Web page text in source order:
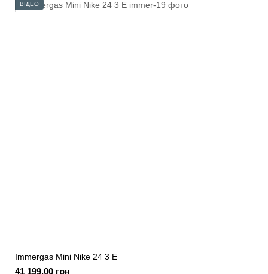
ВІДЕО
Immergas Mini Nike 24 3 E
41 199.00 грн